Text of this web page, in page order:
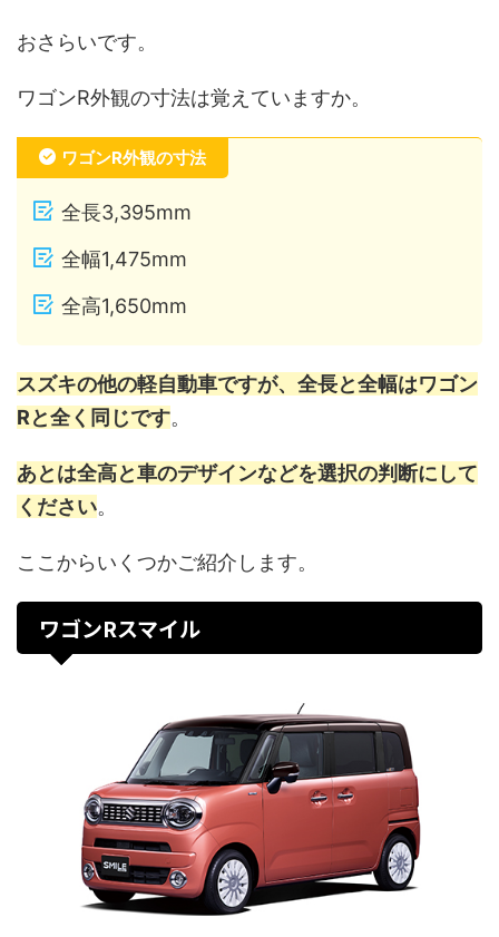
おさらいです。
ワゴンR外観の寸法は覚えていますか。
ワゴンR外観の寸法
全長3,395mm
全幅1,475mm
全高1,650mm
スズキの他の軽自動車ですが、全長と全幅はワゴン
Rと全く同じです。
あとは全高と車のデザインなどを選択の判断にして
ください。
ここからいくつかご紹介します。
ワゴンRスマイル